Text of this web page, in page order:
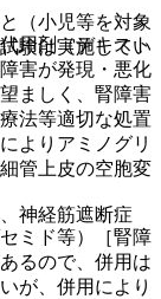
（小児等を対象
験は実施してい
神経筋遮断症
用剤（デキスト
害が発現・悪化
ましく、腎障害
法等適切な処置
よりアミノグリ
管上皮の空胞変
ミド等）［腎障
るので、併用は
が、併用により